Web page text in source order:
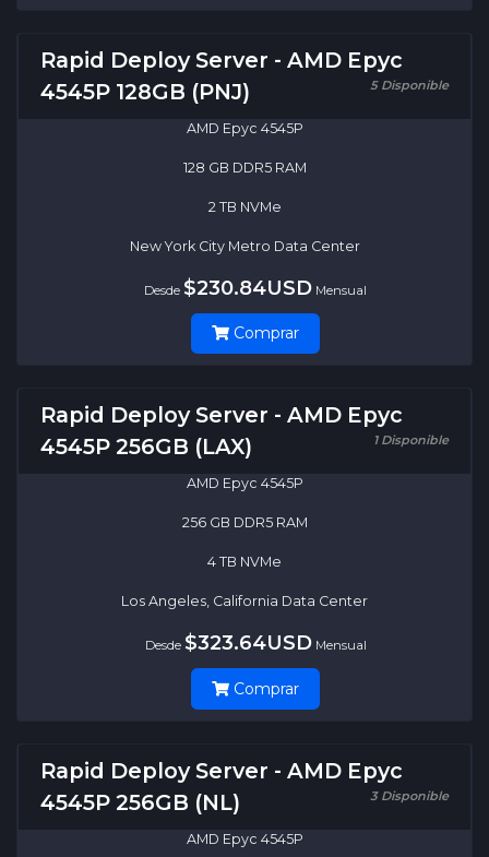
Rapid Deploy Server - AMD Epyc
4545P 128GB (PNJ)
5 Disponible
AMD Epyc 4545P
128 GB DDR5 RAM
2 TB NVMe
New York City Metro Data Center
Desde $230.84USD Mensual
Comprar
Rapid Deploy Server - AMD Epyc
4545P 256GB (LAX)
1 Disponible
AMD Epyc 4545P
256 GB DDR5 RAM
4 TB NVMe
Los Angeles, California Data Center
Desde $323.64USDMensual
Comprar
Rapid Deploy Server - AMD Epyc
4545P 256GB (NL)
3 Disponible
AMD Epyc 4545P